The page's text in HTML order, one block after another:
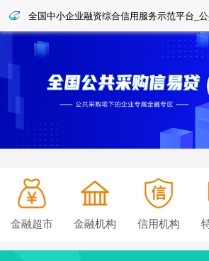
全国中小企业融资综合信用服务示范平台_
金融超市 金融机构 信用机构